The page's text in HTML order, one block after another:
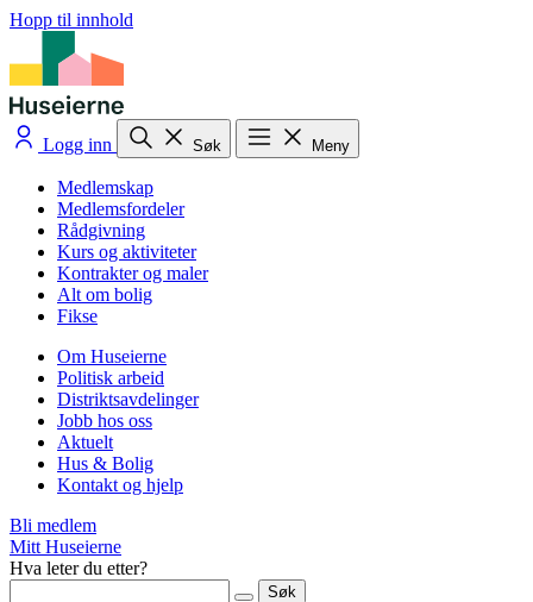
Hopp til innhold
Logg inn Søk Meny
Medlemskap
Medlemsfordeler
Rådgivning
Kurs og aktiviteter
Kontrakter og maler
Alt om bolig
Fikse
Om Huseierne
Politisk arbeid
Distriktsavdelinger
Jobb hos oss
Aktuelt
Hus & Bolig
Kontakt og hjelp
Bli medlem
Mitt Huseierne
Hva leter du etter?
Søk